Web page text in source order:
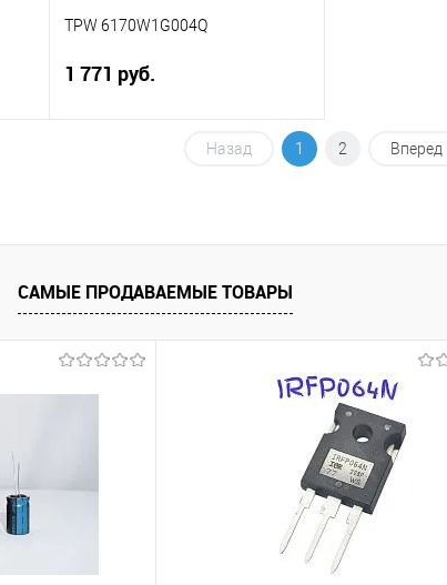
TPW 6170W1G004Q
1 771 руб.
Назад 1 2 Вперед
САМЫЕ ПРОДАВАЕМЫЕ ТОВАРЫ